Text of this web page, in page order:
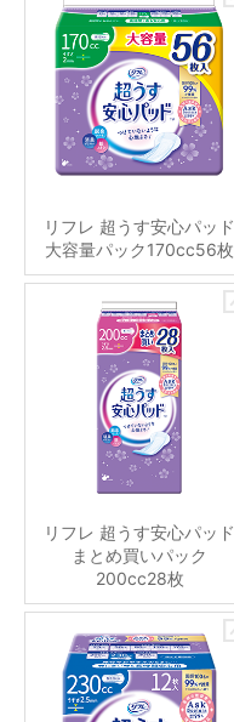
リフレ 超うす安心パッド
大容量パック170cc56枚
リフレ 超うす安心パッド
まとめ買いパック
200cc28枚